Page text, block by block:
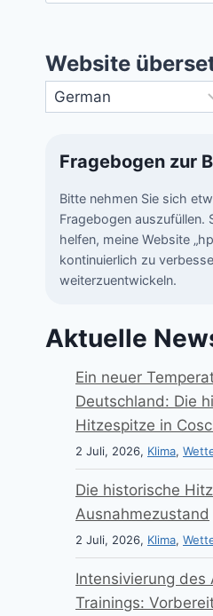
Website
Fragebogen zur
Bitte nehmen Sie sich
Fragebogen auszufüllen.
helfen, meine Website
kontinuierlich zu
weiterzuentwickeln.
Aktuelle
Ein neuer
Deutschland: Die
Hitzespitze in
2 Juli, 2026, Klima,
Die historische
Ausnahmezustand
2 Juli, 2026, Klima,
Intensivierung des
Trainings: